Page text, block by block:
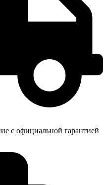
с официальной гарантией